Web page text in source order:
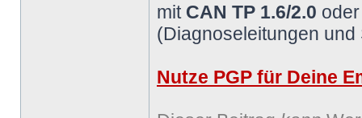
mit CAN TP 1.6/2.0
(Diagnoseleitungen
Nutze PGP für Deine